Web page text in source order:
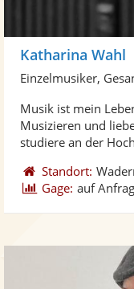
Katharina Wahl
Einzelmusiker,
Musik ist mein
Musizieren und
studiere an der
Standort:
Gage: auf